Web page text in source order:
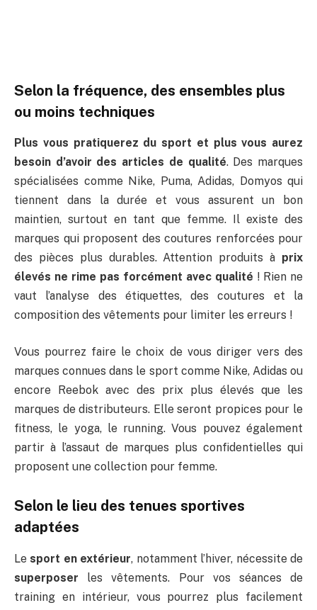
Selon la fréquence, des ensembles plus
ou moins techniques
Plus vous pratiquerez du sport et plus vous aurez
besoin d’avoir des articles de qualité. Des marques
spécialisées comme Nike, Puma, Adidas, Domyos qui
tiennent dans la durée et vous assurent un bon
maintien, surtout en tant que femme. Il existe des
marques qui proposent des coutures renforcées pour
des pièces plus durables. Attention produits à prix
élevés ne rime pas forcément avec qualité ! Rien ne
vaut l’analyse des étiquettes, des coutures et la
composition des vêtements pour limiter les erreurs !
Vous pourrez faire le choix de vous diriger vers des
marques connues dans le sport comme Nike, Adidas ou
encore Reebok avec des prix plus élevés que les
marques de distributeurs. Elle seront propices pour le
fitness, le yoga, le running. Vous pouvez également
partir à l’assaut de marques plus confidentielles qui
proposent une collection pour femme.
Selon le lieu des tenues sportives
adaptées
Lesport en extérieur, notamment l’hiver, nécessite de
superposer les vêtements. Pour vos séances de
training en intérieur, vous pourrez plus facilement